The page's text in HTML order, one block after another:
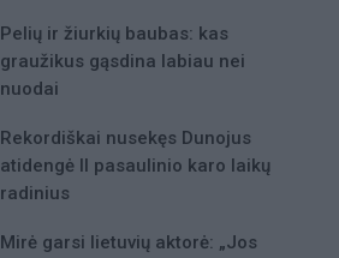
Pelių ir žiurkių baubas: kas
graužikus gąsdina labiau nei
nuodai
Rekordiškai nusekęs Dunojus
atidengė II pasaulinio karo laikų
radinius
Mirė garsi lietuvių aktorė: „Jos